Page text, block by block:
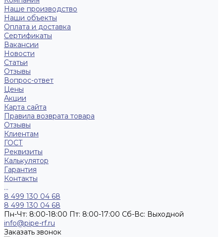
Наше производство
Наши объекты
Оплата и доставка
Сертификаты
Вакансии
Новости
Статьи
Отзывы
Вопрос-ответ
Цены
Акции
Карта сайта
Правила возврата товара
Отзывы
Клиентам
ГОСТ
Реквизиты
Калькулятор
Гарантия
Контакты
...
8 499 130 04 68
8 499 130 04 68
Пн-Чт: 8:00-18:00 Пт: 8:00-17:00 Сб-Вс: Выходной
info@pipe-rf.ru
Заказать звонок